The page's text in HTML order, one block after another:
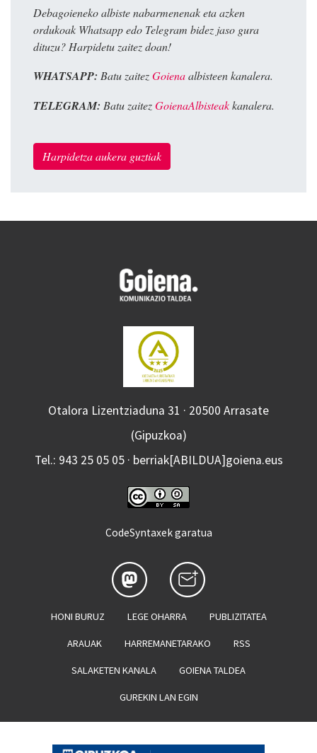
Debagoieneko albiste nabarmenenak eta azken
ordukoak Whatsapp edo Telegram bidez jaso gura
dituzu? Harpidetu zaitez doan!
WHATSAPP: Batu zaitezGoienaalbisteen kanalera.
TELEGRAM: Batu zaitezGoienaAlbisteakkanalera.
Harpidetza aukera guztiak
Otalora Lizentziaduna 31 · 20500 Arrasate
(Gipuzkoa)
Tel.: 943 25 05 05 · berriak[ABILDUA]goiena.eus
CodeSyntaxek garatua
HONI BURUZ LEGE OHARRA PUBLIZITATEA
ARAUAK HARREMANETARAKO RSS
SALAKETEN KANALA GOIENA TALDEA
GUREKIN LAN EGIN